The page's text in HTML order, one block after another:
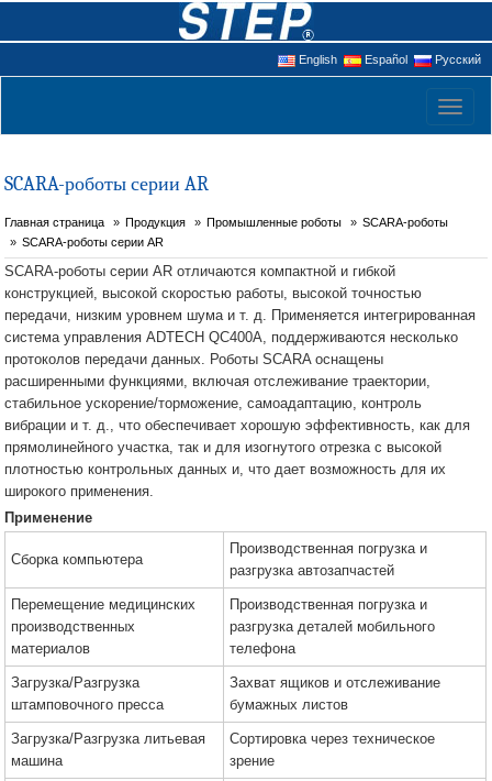
English Español Русский
SCARA-роботы серии AR
Главная страница Продукция Промышленные роботы
SCARA-роботы
SCARA-роботы серии AR
SCARA-роботы серии AR отличаются компактной и гибкой
конструкцией, высокой скоростью работы, высокой точностью
передачи, низким уровнем шума и т. д. Применяется интегрированная
система управления ADTECH QC400A, поддерживаются несколько
протоколов передачи данных. Роботы SCARA оснащены
расширенными функциями, включая отслеживание траектории,
стабильное ускорение/торможение, самоадаптацию, контроль
вибрации и т. д., что обеспечивает хорошую эффективность, как для
прямолинейного участка, так и для изогнутого отрезка с высокой
плотностью контрольных данных и, что дает возможность для их
широкого применения.
Применение
Сборка компьютера
Производственная погрузка и
разгрузка автозапчастей
Перемещение медицинских
производственных
материалов
Производственная погрузка и
разгрузка деталей мобильного
телефона
Загрузка/Разгрузка
штамповочного пресса
Захват ящиков и отслеживание
бумажных листов
Загрузка/Разгрузка литьевая
машина
Сортировка через техническое
зрение